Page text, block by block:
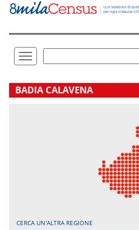
Vai
direttamente
Toggle
navigation
.
BADIA CALAVENA
CERCA UN'ALTRA REGIONE